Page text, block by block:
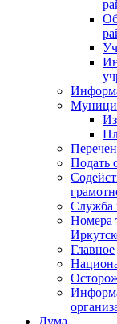
Подать
Служба
Номера
Главное
Дума